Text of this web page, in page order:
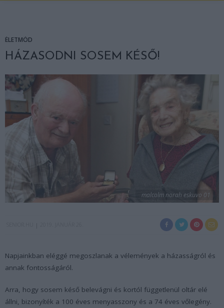
ÉLETMÓD
HÁZASODNI SOSEM KÉSŐ!
malcolm norah eskuvo 01
Napjainkban eléggé megoszlanak a vélemények a házasságról és
annak fontosságáról.
Arra, hogy sosem késő belevágni és kortól függetlenül oltár elé
állni, bizonyíték a 100 éves menyasszony és a 74 éves vőlegény.